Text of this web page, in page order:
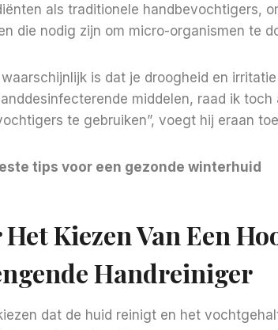
als traditionele handbevochtigers,
die nodig zijn om micro-organismen te
is dat je droogheid en
middelen, raad ik
te gebruiken”, voegt hij eraan
tips voor een gezonde winterhuid
Kiezen Van Een
Handreiniger
dat de huid reinigt en het